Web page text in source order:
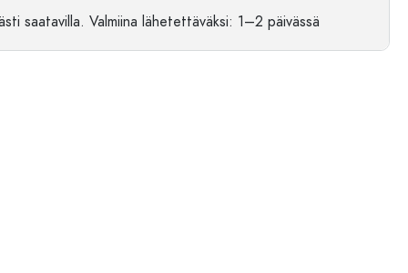
saatavilla. Valmiina lähetettäväksi: 1–2 päivässä